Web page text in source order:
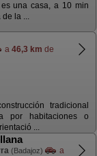
una casa, a 10 min
la ...
a 46,3 km de
tradicional
por habitaciones o
...
(Badajoz)
a